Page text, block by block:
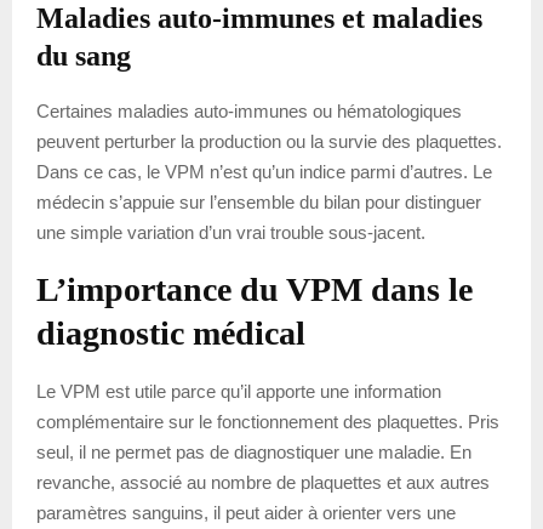
Maladies auto-immunes et maladies
du sang
Certaines maladies auto-immunes ou hématologiques
peuvent perturber la production ou la survie des plaquettes.
Dans ce cas, le VPM n’est qu’un indice parmi d’autres. Le
médecin s’appuie sur l’ensemble du bilan pour distinguer
une simple variation d’un vrai trouble sous-jacent.
L’importance du VPM dans le
diagnostic médical
Le VPM est utile parce qu’il apporte une information
complémentaire sur le fonctionnement des plaquettes. Pris
seul, il ne permet pas de diagnostiquer une maladie. En
revanche, associé au nombre de plaquettes et aux autres
paramètres sanguins, il peut aider à orienter vers une